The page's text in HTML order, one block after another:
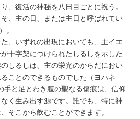
、復活の神秘を八日目ごとに祝う。
、主の日、または主日と呼ばれてい
。
、いずれの出現においても、主イエ
十字架につけられたしるしを示した
しるしは、主の栄光のからだにおい
ことのできるものでした（ヨハネ
手と足とわき腹の聖なる傷痕は、信仰
く生み出す源です。誰でも、特に神
そこから飲むことができます。